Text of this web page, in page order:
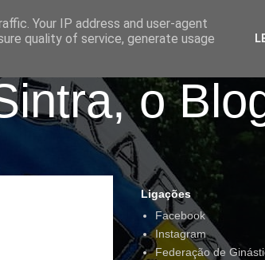
o
Ligações
Facebook
Instagram
Federação de
Your IP address and user-agent
quality of service, generate usage